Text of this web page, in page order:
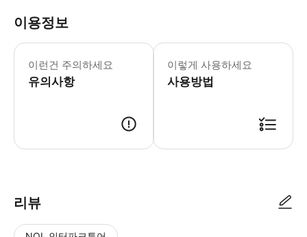
이용정보
이런건 주의하세요
유의사항
본 액티비티에는 강화된 건강 & 위생
- 준비물: * 갈아입을 옷 * 수건 * 현금
이렇게 사용하세요
사용방법
리뷰